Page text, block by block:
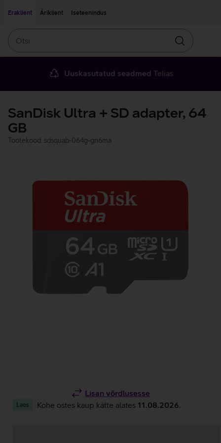
Eraklient
Äriklient Iseteenindus
Otsin
Uuskasutatud seadmed Telias
SanDisk Ultra + SD adapter, 64
GB
Tootekood: sdsquab-064g-gn6ma
Lisan võrdlusesse
Laos Kohe ostes kaup kätte alates 11.08.2026